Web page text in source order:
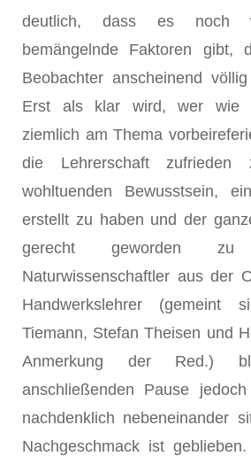
deutlich, dass es noch
bemängelnde Faktoren gibt,
Beobachter anscheinend
Erst als klar wird, wer wie
ziemlich am Thema
die Lehrerschaft
wohltuenden Bewusstsein,
erstellt zu haben und der
gerecht geworden
Naturwissenschaftler aus der
Handwerkslehrer (gemeint
Tiemann, Stefan Theisen und
Anmerkung der Red.)
anschließenden Pause
nachdenklich nebeneinander
Nachgeschmack ist